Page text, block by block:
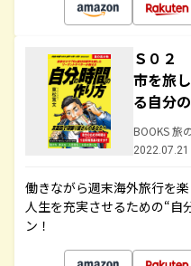
Ｓ０２
市を旅
る自分
BOOKS 旅
2022.07.21
働きながら週末海外旅行を
人生を充実させるための“自
ン！